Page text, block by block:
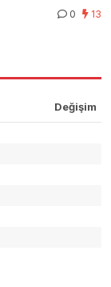
0 13
Değişim